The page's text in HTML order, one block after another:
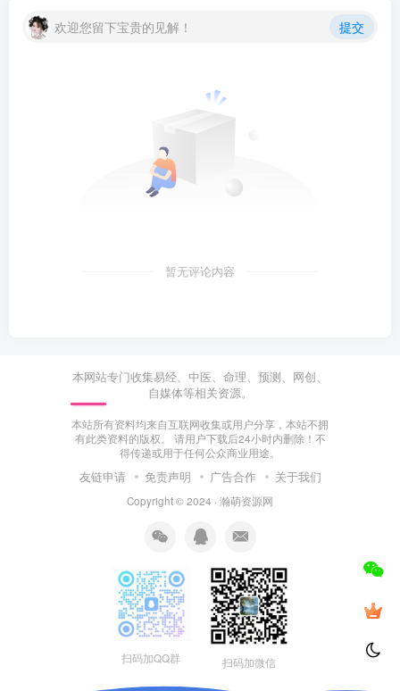
欢迎您留下宝贵的见解！ 提交
暂无评论内容
本网站专门收集易经、中医、命理、预测、网创、
自媒体等相关资源。
本站所有资料均来自互联网收集或用户分享，本站不拥
有此类资料的版权。 请用户下载后24小时内删除！不
得传递或用于任何公众商业用途。
友链申请 免责声明 广告合作 关于我们
Copyright © 2024 · 瀚萌资源网
扫码加QQ群 扫码加微信